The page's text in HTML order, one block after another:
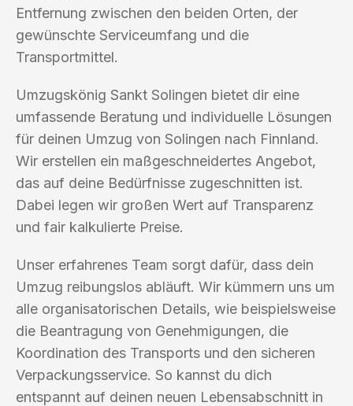
Entfernung zwischen den beiden Orten, der
gewünschte Serviceumfang und die
Transportmittel.
Umzugskönig Sankt Solingen bietet dir eine
umfassende Beratung und individuelle Lösungen
für deinen Umzug von Solingen nach Finnland.
Wir erstellen ein maßgeschneidertes Angebot,
das auf deine Bedürfnisse zugeschnitten ist.
Dabei legen wir großen Wert auf Transparenz
und fair kalkulierte Preise.
Unser erfahrenes Team sorgt dafür, dass dein
Umzug reibungslos abläuft. Wir kümmern uns um
alle organisatorischen Details, wie beispielsweise
die Beantragung von Genehmigungen, die
Koordination des Transports und den sicheren
Verpackungsservice. So kannst du dich
entspannt auf deinen neuen Lebensabschnitt in